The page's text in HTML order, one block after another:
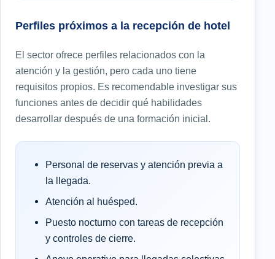
Perfiles próximos a la recepción de hotel
El sector ofrece perfiles relacionados con la
atención y la gestión, pero cada uno tiene
requisitos propios. Es recomendable investigar sus
funciones antes de decidir qué habilidades
desarrollar después de una formación inicial.
Personal de reservas y atención previa a
la llegada.
Atención al huésped.
Puesto nocturno con tareas de recepción
y controles de cierre.